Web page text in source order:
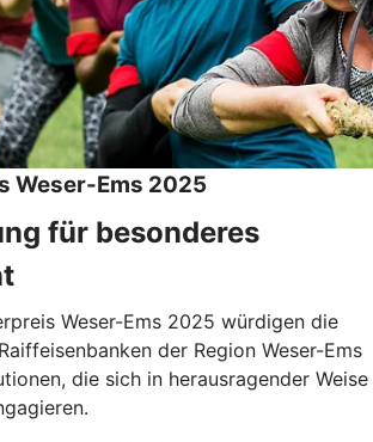
Weser-Ems 2025
für besonderes
Weser-Ems 2025 würdigen die
der Region Weser-Ems
die sich in herausragender Weise